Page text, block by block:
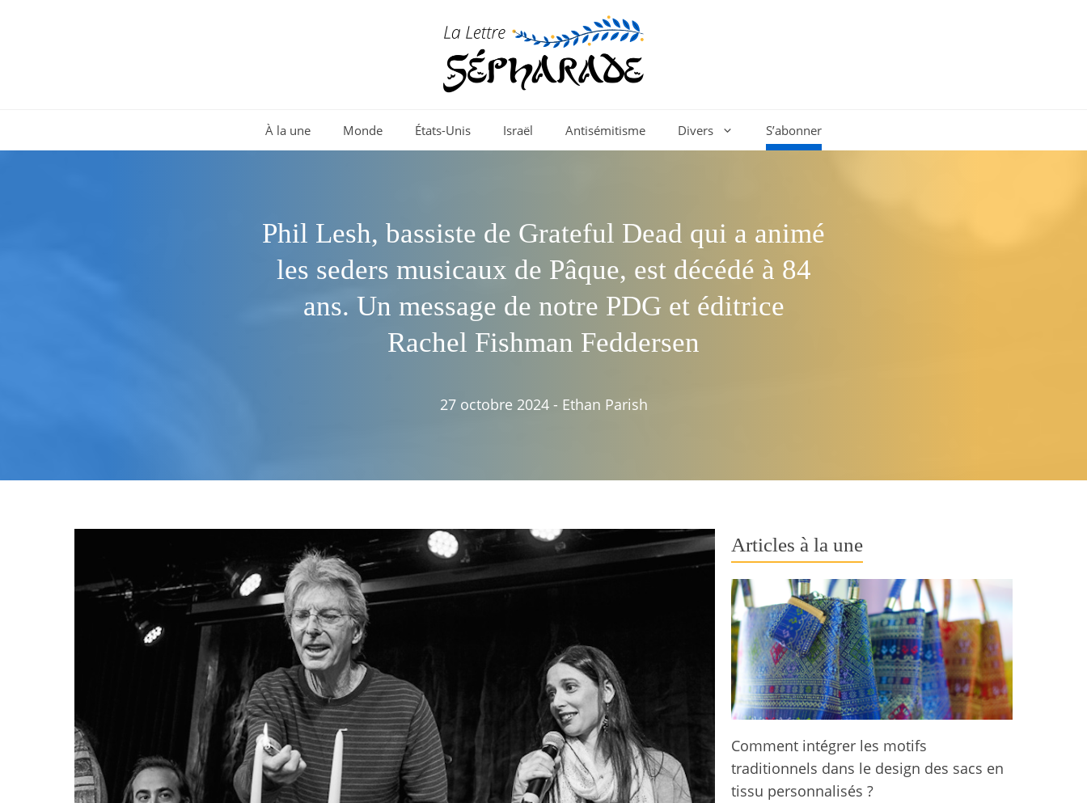
À la une Monde États-Unis Israël Antisémitisme Divers S’abonner
Phil Lesh, bassiste de Grateful Dead qui a animé
les seders musicaux de Pâque, est décédé à 84
ans. Un message de notre PDG et éditrice
Rachel Fishman Feddersen
27 octobre 2024 - Ethan Parish
Articles à la une
Comment intégrer les motifs
traditionnels dans le design des sacs en
tissu personnalisés ?